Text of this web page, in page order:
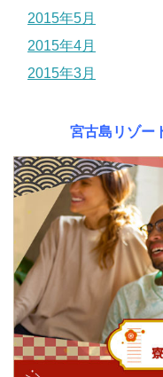
2015年5月
2015年4月
2015年3月
宮古島リゾー